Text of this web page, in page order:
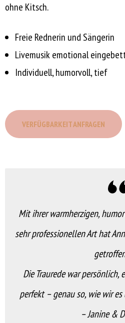
ohne Kitsch.
Freie Rednerin und Sängerin
Livemusik emotional
Individuell, humorvoll, tief
VERFÜGBARKEIT ANFRAGEN
Mit ihrer warmherzigen,
sehr professionellen Art hat
Die Traurede war
perfekt – genau so, wie wir
– Janine &